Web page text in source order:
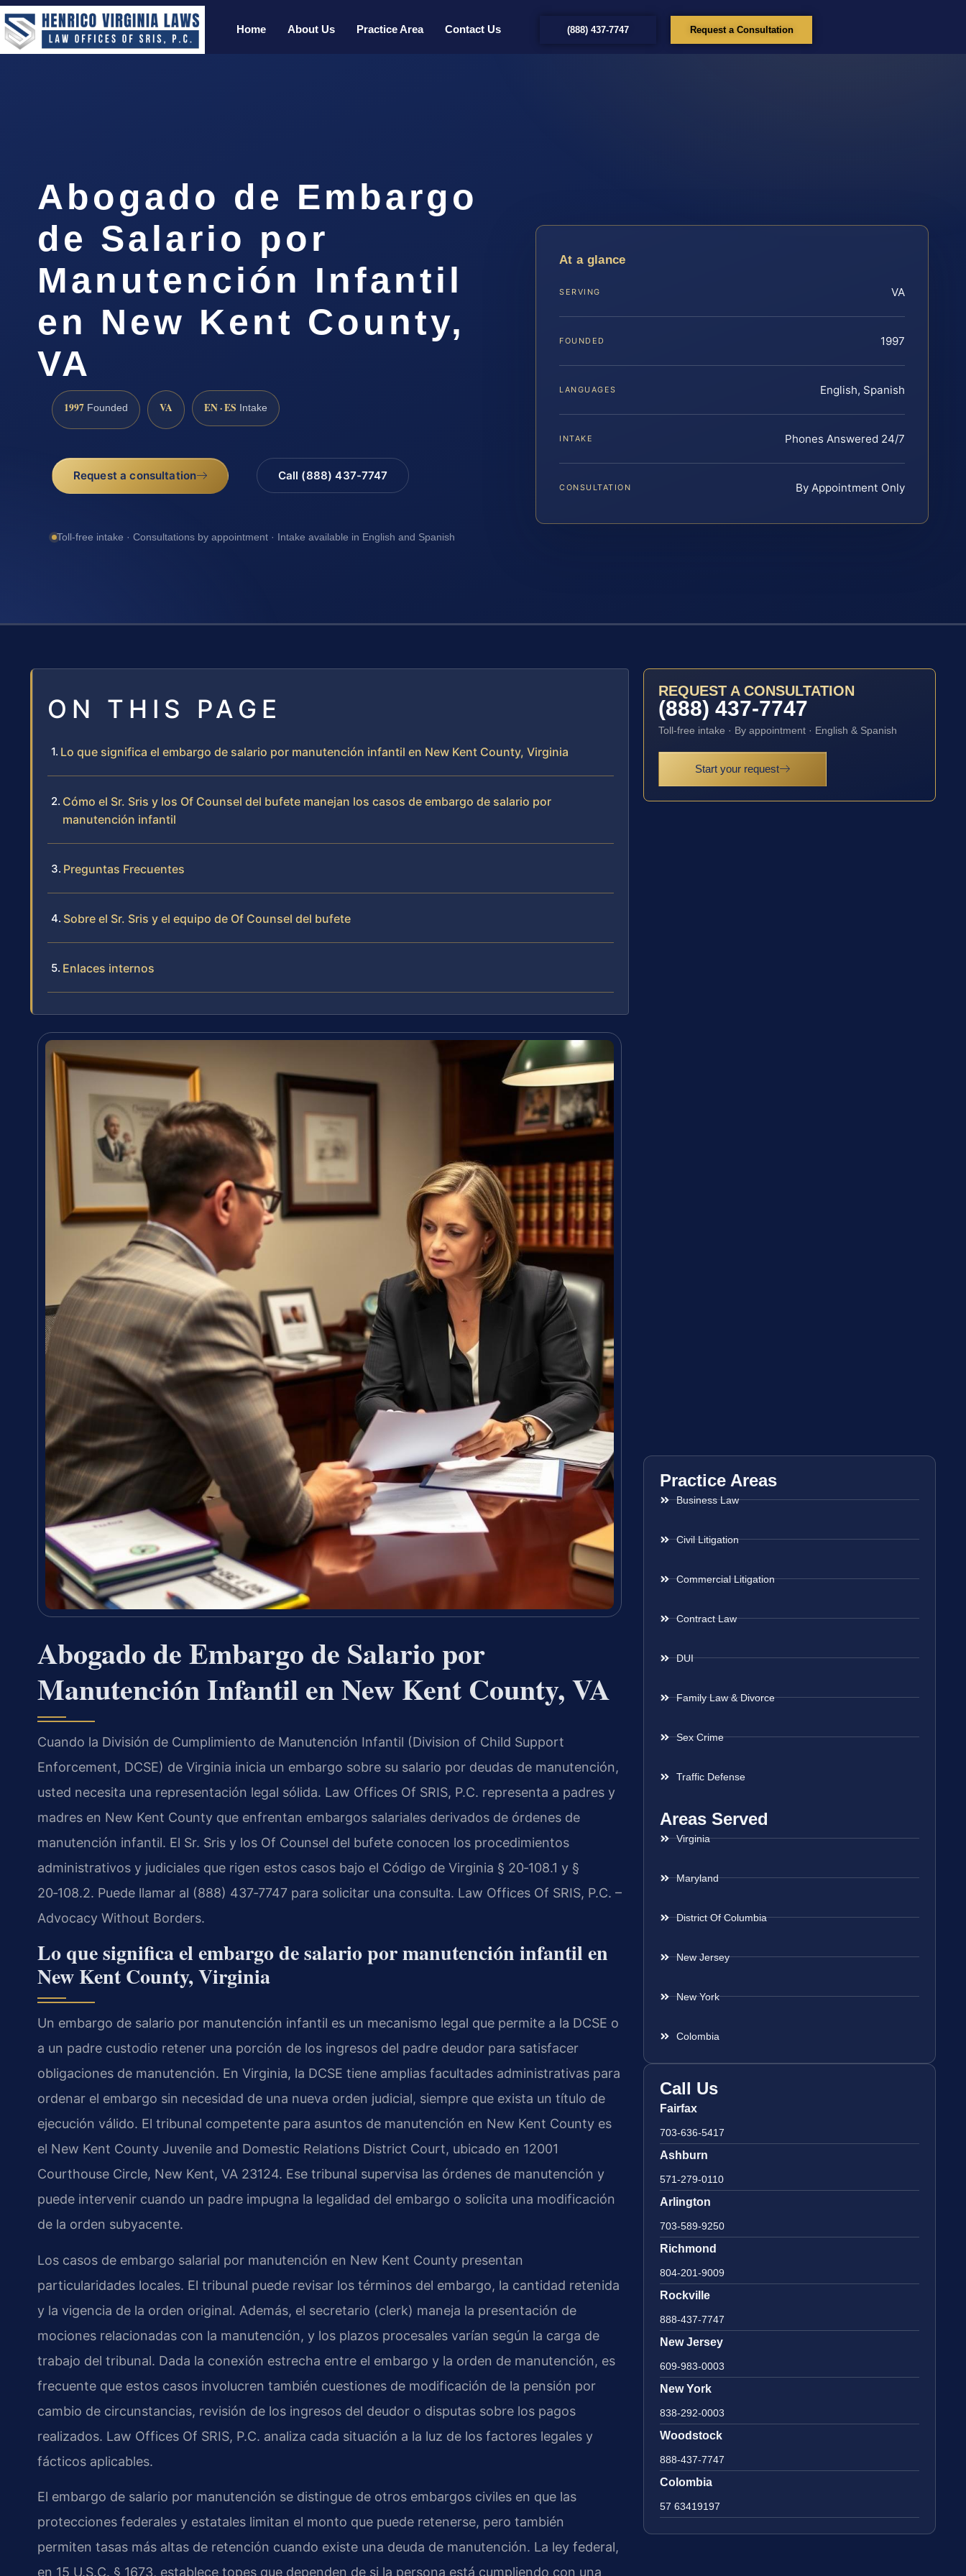
Home About Us Practice Area Contact Us (888) 437-7747 Request a Consultation
Abogado de Embargo
de Salario por
Manutención Infantil
en New Kent County,
VA
1997 Founded VA EN · ES Intake
Request a consultation Call (888) 437-7747
Toll-free intake · Consultations by appointment · Intake available in English and Spanish
At a glance
SERVING VA
FOUNDED 1997
LANGUAGES English, Spanish
INTAKE Phones Answered 24/7
CONSULTATION By Appointment Only
ON THIS PAGE
Lo que significa el embargo de salario por manutención infantil en New Kent County, Virginia
Cómo el Sr. Sris y los Of Counsel del bufete manejan los casos de embargo de salario por
manutención infantil
Preguntas Frecuentes
Sobre el Sr. Sris y el equipo de Of Counsel del bufete
Enlaces internos
Abogado de Embargo de Salario por
Manutención Infantil en New Kent County, VA
Cuando la División de Cumplimiento de Manutención Infantil (Division of Child Support
Enforcement, DCSE) de Virginia inicia un embargo sobre su salario por deudas de manutención,
usted necesita una representación legal sólida. Law Offices Of SRIS, P.C. representa a padres y
madres en New Kent County que enfrentan embargos salariales derivados de órdenes de
manutención infantil. El Sr. Sris y los Of Counsel del bufete conocen los procedimientos
administrativos y judiciales que rigen estos casos bajo el Código de Virginia § 20‑108.1 y §
20‑108.2. Puede llamar al (888) 437‑7747 para solicitar una consulta. Law Offices Of SRIS, P.C. –
Advocacy Without Borders.
Lo que significa el embargo de salario por manutención infantil en
New Kent County, Virginia
Un embargo de salario por manutención infantil es un mecanismo legal que permite a la DCSE o
a un padre custodio retener una porción de los ingresos del padre deudor para satisfacer
obligaciones de manutención. En Virginia, la DCSE tiene amplias facultades administrativas para
ordenar el embargo sin necesidad de una nueva orden judicial, siempre que exista un título de
ejecución válido. El tribunal competente para asuntos de manutención en New Kent County es
el New Kent County Juvenile and Domestic Relations District Court, ubicado en 12001
Courthouse Circle, New Kent, VA 23124. Ese tribunal supervisa las órdenes de manutención y
puede intervenir cuando un padre impugna la legalidad del embargo o solicita una modificación
de la orden subyacente.
Los casos de embargo salarial por manutención en New Kent County presentan
particularidades locales. El tribunal puede revisar los términos del embargo, la cantidad retenida
y la vigencia de la orden original. Además, el secretario (clerk) maneja la presentación de
mociones relacionadas con la manutención, y los plazos procesales varían según la carga de
trabajo del tribunal. Dada la conexión estrecha entre el embargo y la orden de manutención, es
frecuente que estos casos involucren también cuestiones de modificación de la pensión por
cambio de circunstancias, revisión de los ingresos del deudor o disputas sobre los pagos
realizados. Law Offices Of SRIS, P.C. analiza cada situación a la luz de los factores legales y
fácticos aplicables.
El embargo de salario por manutención se distingue de otros embargos civiles en que las
protecciones federales y estatales limitan el monto que puede retenerse, pero también
permiten tasas más altas de retención cuando existe una deuda de manutención. La ley federal,
en 15 U.S.C. § 1673, establece topes que dependen de si la persona está cumpliendo con una
REQUEST A CONSULTATION
(888) 437-7747
Toll-free intake · By appointment · English & Spanish
Start your request
Practice Areas
Business Law
Civil Litigation
Commercial Litigation
Contract Law
DUI
Family Law & Divorce
Sex Crime
Traffic Defense
Areas Served
Virginia
Maryland
District Of Columbia
New Jersey
New York
Colombia
Call Us
Fairfax
703-636-5417
Ashburn
571-279-0110
Arlington
703-589-9250
Richmond
804-201-9009
Rockville
888-437-7747
New Jersey
609-983-0003
New York
838-292-0003
Woodstock
888-437-7747
Colombia
57 63419197